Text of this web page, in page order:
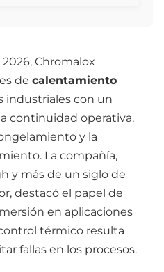
Chromalox
de calentamiento
industriales con un
continuidad operativa,
y la
La compañía,
y más de un siglo de
destacó el papel de
en aplicaciones
térmico resulta
fallas en los procesos.